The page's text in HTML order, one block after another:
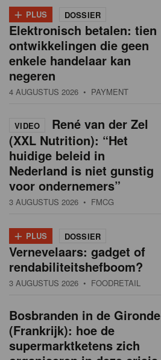
+ PLUS DOSSIER
Elektronisch betalen: tien
ontwikkelingen die geen
enkele handelaar kan
negeren
4 AUGUSTUS 2026 • PAYMENT
VIDEO
René van der Zel
(XXL Nutrition): “Het
huidige beleid in
Nederland is niet gunstig
voor ondernemers”
3 AUGUSTUS 2026 • FMCG
+ PLUS DOSSIER
Vernevelaars: gadget of
rendabiliteitshefboom?
3 AUGUSTUS 2026 • FOODRETAIL
Bosbranden in de Gironde
(Frankrijk): hoe de
supermarktketens zich